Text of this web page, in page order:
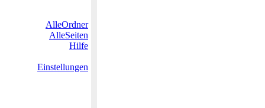
AlleOrdner
AlleSeiten
Hilfe
Einstellungen